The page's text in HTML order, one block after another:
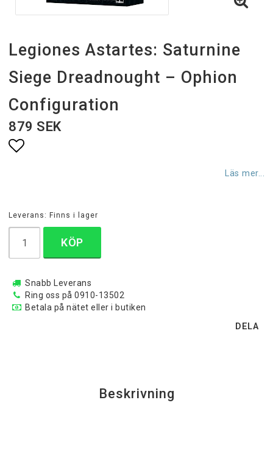
Legiones Astartes: Saturnine
Siege Dreadnought – Ophion
Configuration
879 SEK
Läs mer...
Leverans: Finns i lager
KÖP
Snabb Leverans
Ring oss på 0910-13502
Betala på nätet eller i butiken
DELA
Beskrivning